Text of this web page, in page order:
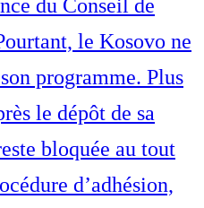
du Conseil de
le Kosovo ne
programme. Plus
le dépôt de sa
bloquée au tout
d’adhésion,